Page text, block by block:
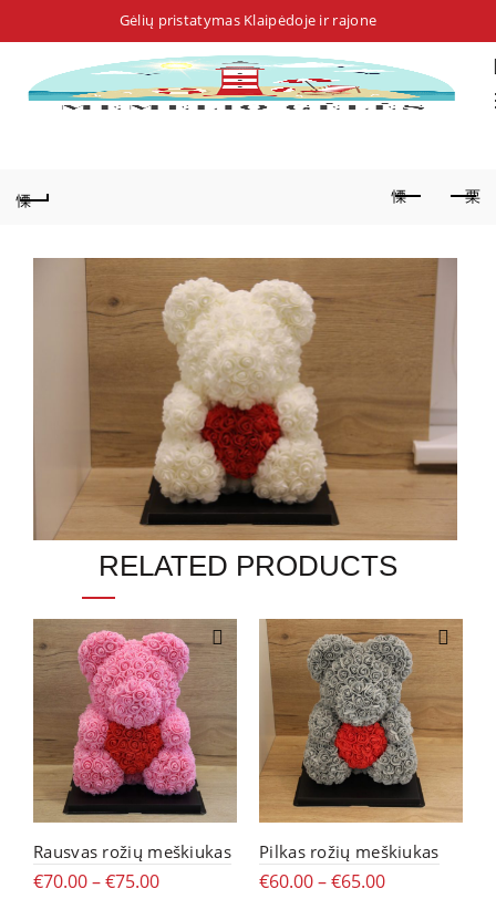
Gėlių pristatymas Klaipėdoje ir rajone
RELATED PRODUCTS
Rausvas rožių meškiukas
€70.00–€75.00
Pilkas rožių meškiukas
€60.00–€65.00